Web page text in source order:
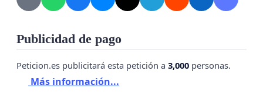
Publicidad de pago
Peticion.es publicitará esta petición a 3,000 personas.
Más información...